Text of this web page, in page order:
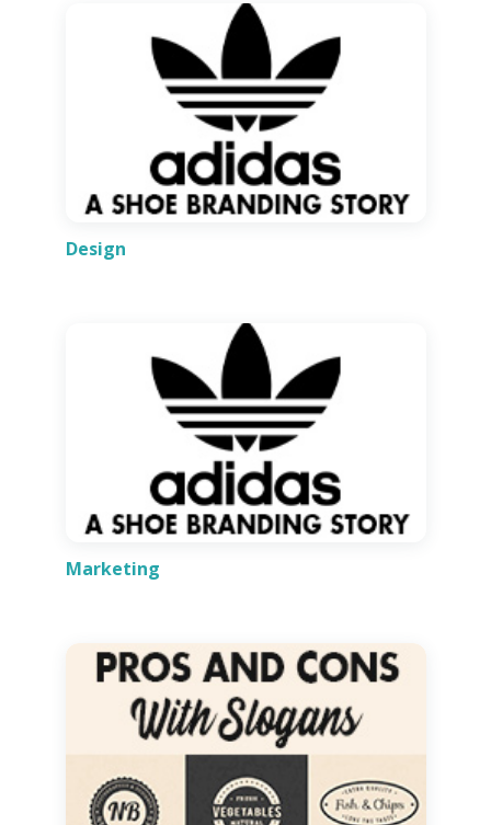
Design
Marketing